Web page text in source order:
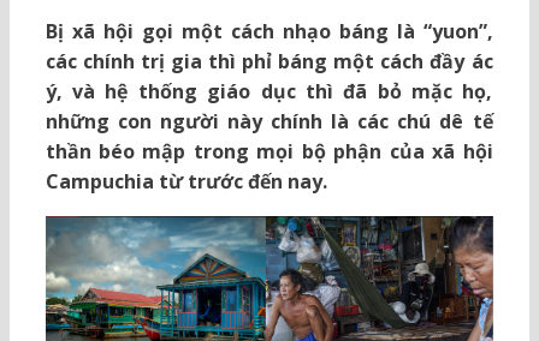
Bị xã hội gọi một cách nhạo báng là “yuon”,
các chính trị gia thì phỉ báng một cách đầy ác
ý, và hệ thống giáo dục thì đã bỏ mặc họ,
những con người này chính là các chú dê tế
thần béo mập trong mọi bộ phận của xã hội
Campuchia từ trước đến nay.